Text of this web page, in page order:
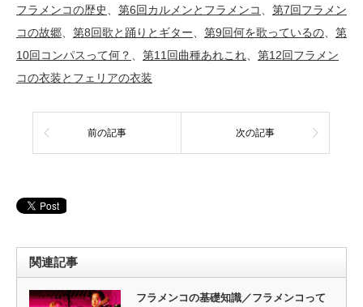
フラメンコの歴史、 第6回カルメンとフラメンコ、 第7回フラメン
コの故郷、 第8回歌と踊りとギター、 第9回何を歌っているの、 第
10回コンパスって何？ 、 第11回曲種あれこれ、 第12回フラメン
コの衣装とフェリアの衣装
前の記事 次の記事
関連記事
フラメンコの基礎知識／フラメンコって